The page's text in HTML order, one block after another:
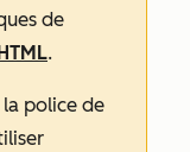
de
.
la police de